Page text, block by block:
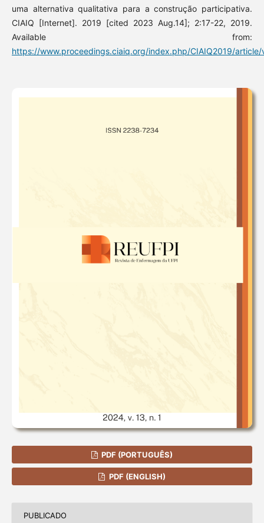
uma alternativa qualitativa para a construção participativa.
CIAIQ [Internet]. 2019 [cited 2023 Aug.14]; 2:17-22, 2019.
Available from:
https://www.proceedings.ciaiq.org/index.php/CIAIQ2019/
PDF (PORTUGUÊS)
PDF (ENGLISH)
PUBLICADO